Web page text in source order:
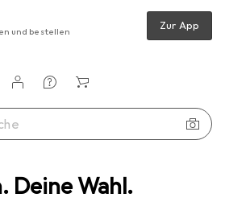
Deine Wahl.
und bestellen Zur App
Bohrereinsatz Titex Spiralbohrer